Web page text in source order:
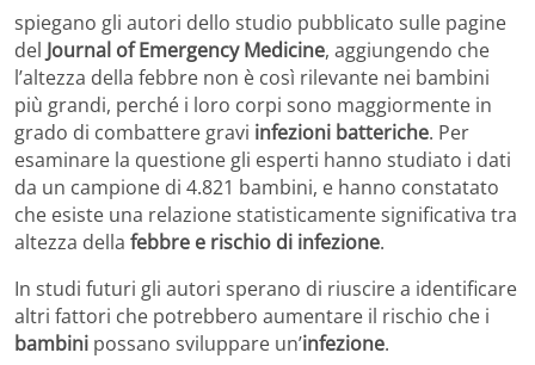
spiegano gli autori dello studio pubblicato sulle pagine
del Journal of Emergency Medicine, aggiungendo che
l’altezza della febbre non è così rilevante nei bambini
più grandi, perché i loro corpi sono maggiormente in
grado di combattere gravi infezioni batteriche. Per
esaminare la questione gli esperti hanno studiato i dati
da un campione di 4.821 bambini, e hanno constatato
che esiste una relazione statisticamente significativa tra
altezza della febbre e rischio di infezione.
In studi futuri gli autori sperano di riuscire a identificare
altri fattori che potrebbero aumentare il rischio che i
bambini possano sviluppare un’infezione.